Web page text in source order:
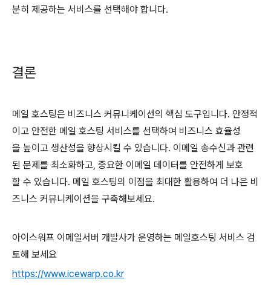
분히 제공하는 서비스를 선택해야 합니다.
결론
메일 호스팅은 비즈니스 커뮤니케이션의 핵심 도구입니다. 안정적
이고 안전한 메일 호스팅 서비스를 선택하여 비즈니스 효율성
을 높이고 생산성을 향상시킬 수 있습니다. 이메일 송수신과 관련
된 문제를 최소화하고, 중요한 이메일 데이터를 안전하게 보호
할 수 있습니다. 메일 호스팅의 이점을 최대한 활용하여 더 나은 비
즈니스 커뮤니케이션을 구축해보세요.
아이스워프 이메일서버 개발사가 운영하는 메일호스팅 서비스 검
토해 보세요
https://www.icewarp.co.kr